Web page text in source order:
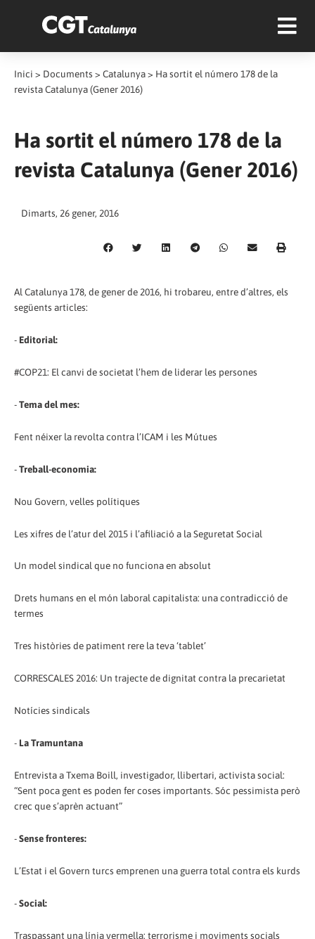
Inici > Documents > Catalunya> Ha sortit el número 178 de la
revista Catalunya (Gener 2016)
Ha sortit el número 178 de la
revista Catalunya (Gener 2016)
Dimarts, 26 gener, 2016
Al Catalunya 178, de gener de 2016, hi trobareu, entre d’altres, els
següents articles:
- Editorial:
#COP21: El canvi de societat l’hem de liderar les persones
-Tema del mes:
Fent néixer la revolta contra l’ICAM i les Mútues
-Treball-economia:
Nou Govern, velles polítiques
Les xifres de l’atur del 2015 i l’afiliació a la Seguretat Social
Un model sindical que no funciona en absolut
Drets humans en el món laboral capitalista: una contradicció de
termes
Tres històries de patiment rere la teva ‘tablet’
CORRESCALES 2016: Un trajecte de dignitat contra la precarietat
Notícies sindicals
- La Tramuntana
Entrevista a Txema Boill, investigador, llibertari, activista social:
“Sent poca gent es poden fer coses importants. Sóc pessimista però
crec que s’aprèn actuant”
-Sense fronteres:
L’Estat i el Govern turcs emprenen una guerra total contra els kurds
-Social:
Traspassant una línia vermella: terrorisme i moviments socials